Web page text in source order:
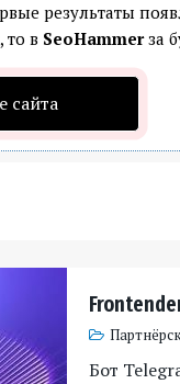
результаты
то в SeoHammerза
сайта
Бот